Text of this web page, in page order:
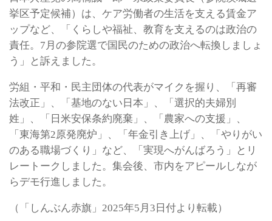
挙区予定候補）は、ケア労働者の生活を支える賃金ア
ップなど、「くらしや福祉、教育を支えるのは政治の
責任。7月の参院選で国民のための政治へ転換しましょ
う」と訴えました。
労組・平和・民主団体の代表がマイクを握り、「再審
法改正」、「基地のない日本」、「選択的夫婦別
姓」、「日米安保条約廃棄」、「農家への支援」、
「東海第2原発廃炉」、「年金引き上げ」、「やりがい
のある職場づくり」など、「実現へがんばろう」とリ
レートークしました。集会後、市内をアピールしなが
らデモ行進しました。
（「しんぶん赤旗」2025年5月3日付より転載）